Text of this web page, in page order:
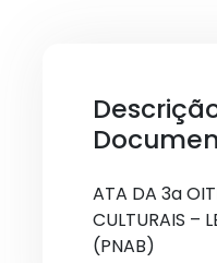
ATA DA 3a
CULTURAIS –
(PNAB)